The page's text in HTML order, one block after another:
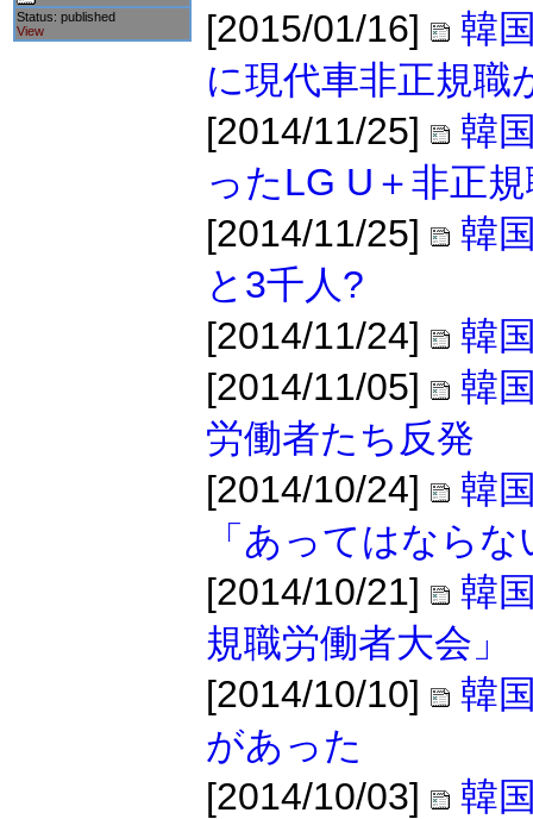
Status: published
View
[2015/01/16]
韓
に現代車非正規職
[2014/11/25]
韓
ったLG U＋非正
[2014/11/25]
韓
と3千人?
[2014/11/24]
韓
[2014/11/05]
韓
労働者たち反発
[2014/10/24]
韓
「あってはなら
[2014/10/21]
韓
規職労働者大会」
[2014/10/10]
韓
があった
[2014/10/03]
韓